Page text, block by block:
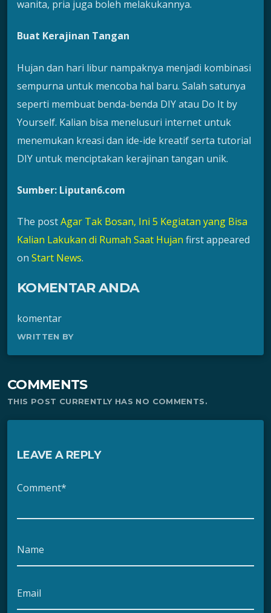
wanita, pria juga boleh melakukannya.
Buat Kerajinan Tangan
Hujan dan hari libur nampaknya menjadi kombinasi
sempurna untuk mencoba hal baru. Salah satunya
seperti membuat benda-benda DIY atau Do It by
Yourself. Kalian bisa menelusuri internet untuk
menemukan kreasi dan ide-ide kreatif serta tutorial
DIY untuk menciptakan kerajinan tangan unik.
Sumber: Liputan6.com
The postAgar Tak Bosan, Ini 5 Kegiatan yang Bisa
Kalian Lakukan di Rumah Saat Hujan first appeared
on Start News.
KOMENTAR ANDA
komentar
WRITTEN BY
COMMENTS
THIS POST CURRENTLY HAS NO COMMENTS.
LEAVE A REPLY
Comment*
Name
Email